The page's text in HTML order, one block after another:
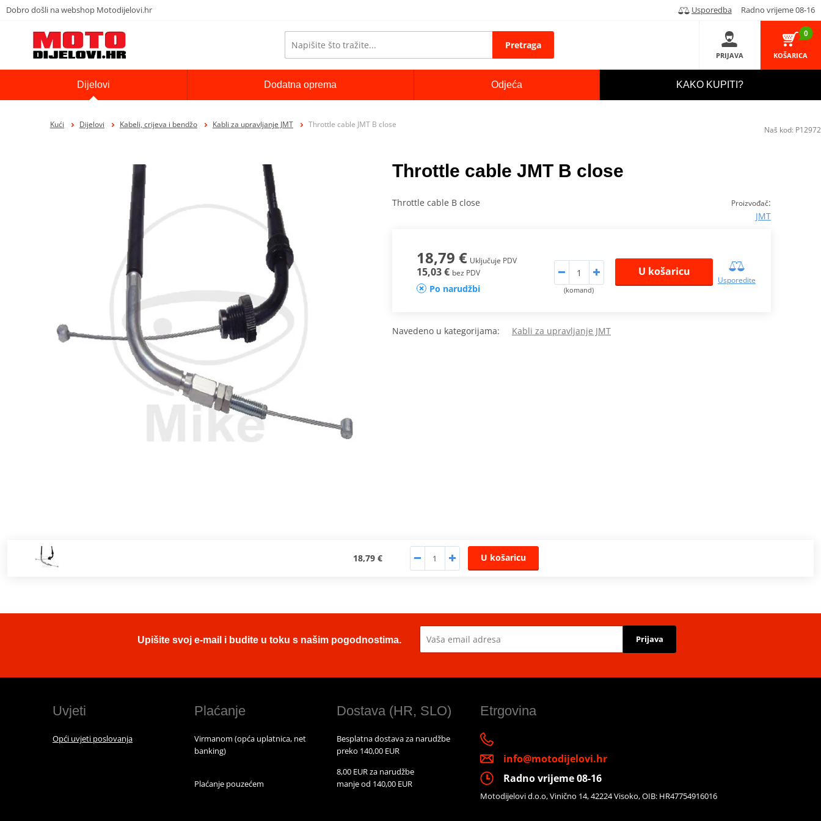
Dobro došli na webshop Motodijelovi.hr Usporedba Radno vrijeme 08-16
Pretraga
PRIJAVA
0
KOŠARICA
Dijelovi Dodatna oprema Odjeća KAKO KUPITI?
Kući Dijelovi Kabeli, crijeva i bendžo Kabli za upravljanje JMT Throttle cable JMT B close
Throttle cable JMT B close
Proizvođač:
JMT
Throttle cable B close
18,79 € Uključuje PDV
15,03 € bez PDV
Po narudžbi (komand)
U košaricu
Usporedite
Navedeno u kategorijama: Kabli za upravljanje JMT
18,79 € U košaricu
Naš kod: P12972
Upišite svoj e-mail i budite u toku s našim pogodnostima. Prijava
Uvjeti
Opći uvjeti poslovanja
Plaćanje
Virmanom (opća uplatnica, net
banking)
Plaćanje pouzećem
Dostava (HR, SLO)
Besplatna dostava za narudžbe
preko 140,00 EUR
8,00 EUR za narudžbe
manje od 140,00 EUR
Etrgovina
info@motodijelovi.hr
Radno vrijeme 08-16
Motodijelovi d.o.o, Vinično 14, 42224 Visoko, OIB: HR47754916016